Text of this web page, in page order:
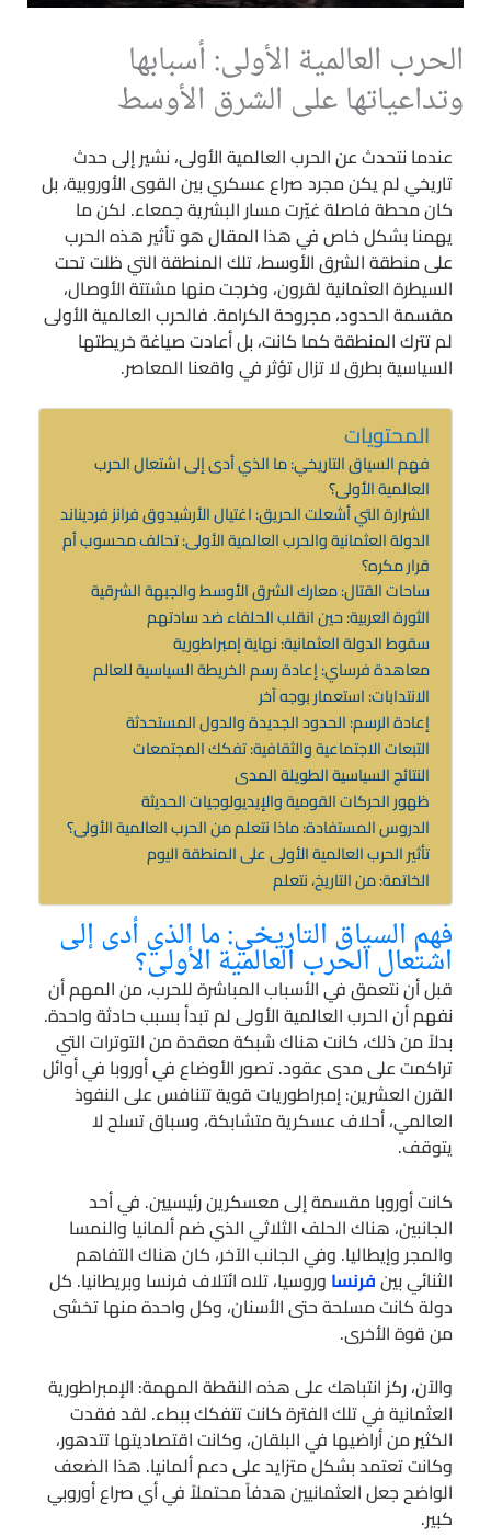
الحرب العالمية الأولى: أسبابها
وتداعياتها على الشرق الأوسط
عندما نتحدث عن الحرب العالمية الأولى، نشير إلى حدث
تاريخي لم يكن مجرد صراع عسكري بين القوى الأوروبية، بل
كان محطة فاصلة غيّرت مسار البشرية جمعاء. لكن ما
يهمنا بشكل خاص في هذا المقال هو تأثير هذه الحرب
على منطقة الشرق الأوسط، تلك المنطقة التي ظلت تحت
السيطرة العثمانية لقرون، وخرجت منها مشتتة الأوصال،
مقسمة الحدود، مجروحة الكرامة. فالحرب العالمية الأولى
لم تترك المنطقة كما كانت، بل أعادت صياغة خريطتها
السياسية بطرق لا تزال تؤثر في واقعنا المعاصر.
المحتويات
فهم السياق التاريخي: ما الذي أدى إلى اشتعال الحرب
العالمية الأولى؟
الشرارة التي أشعلت الحريق: اغتيال الأرشيدوق فرانز فرديناند
الدولة العثمانية والحرب العالمية الأولى: تحالف محسوب أم
قرار مكره؟
ساحات القتال: معارك الشرق الأوسط والجبهة الشرقية
الثورة العربية: حين انقلب الحلفاء ضد سادتهم
سقوط الدولة العثمانية: نهاية إمبراطورية
معاهدة فرساي: إعادة رسم الخريطة السياسية للعالم
الانتدابات: استعمار بوجه آخر
إعادة الرسم: الحدود الجديدة والدول المستحدثة
التبعات الاجتماعية والثقافية: تفكك المجتمعات
النتائج السياسية الطويلة المدى
ظهور الحركات القومية والإيديولوجيات الحديثة
الدروس المستفادة: ماذا نتعلم من الحرب العالمية الأولى؟
تأثير الحرب العالمية الأولى على المنطقة اليوم
الخاتمة: من التاريخ، نتعلم
فهم السياق التاريخي: ما الذي أدى إلى
اشتعال الحرب العالمية الأولى؟
قبل أن نتعمق في الأسباب المباشرة للحرب، من المهم أن
نفهم أن الحرب العالمية الأولى لم تبدأ بسبب حادثة واحدة.
بدلاً من ذلك، كانت هناك شبكة معقدة من التوترات التي
تراكمت على مدى عقود. تصور الأوضاع في أوروبا في أوائل
القرن العشرين: إمبراطوريات قوية تتنافس على النفوذ
العالمي، أحلاف عسكرية متشابكة، وسباق تسلح لا
يتوقف.
كانت أوروبا مقسمة إلى معسكرين رئيسيين. في أحد
الجانبين، هناك الحلف الثلاثي الذي ضم ألمانيا والنمسا
والمجر وإيطاليا. وفي الجانب الآخر، كان هناك التفاهم
الثنائي بينفرنسا وروسيا، تلاه ائتلاف فرنسا وبريطانيا. كل
دولة كانت مسلحة حتى الأسنان، وكل واحدة منها تخشى
من قوة الأخرى.
والآن، ركز انتباهك على هذه النقطة المهمة: الإمبراطورية
العثمانية في تلك الفترة كانت تتفكك ببطء. لقد فقدت
الكثير من أراضيها في البلقان، وكانت اقتصاديتها تتدهور،
وكانت تعتمد بشكل متزايد على دعم ألمانيا. هذا الضعف
الواضح جعل العثمانيين هدفاً محتملاً في أي صراع أوروبي
كبير.